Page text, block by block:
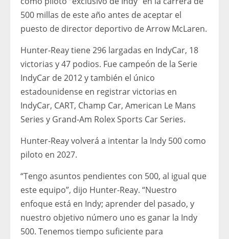
500 millas de este año antes de aceptar el
puesto de director deportivo de Arrow McLaren.
Hunter-Reay tiene 296 largadas en IndyCar, 18
victorias y 47 podios. Fue campeón de la Serie
IndyCar de 2012 y también el único
estadounidense en registrar victorias en
IndyCar, CART, Champ Car, American Le Mans
Series y Grand-Am Rolex Sports Car Series.
Hunter-Reay volverá a intentar la Indy 500 como
piloto en 2027.
“Tengo asuntos pendientes con 500, al igual que
este equipo”, dijo Hunter-Reay. “Nuestro
enfoque está en Indy; aprender del pasado, y
nuestro objetivo número uno es ganar la Indy
500. Tenemos tiempo suficiente para